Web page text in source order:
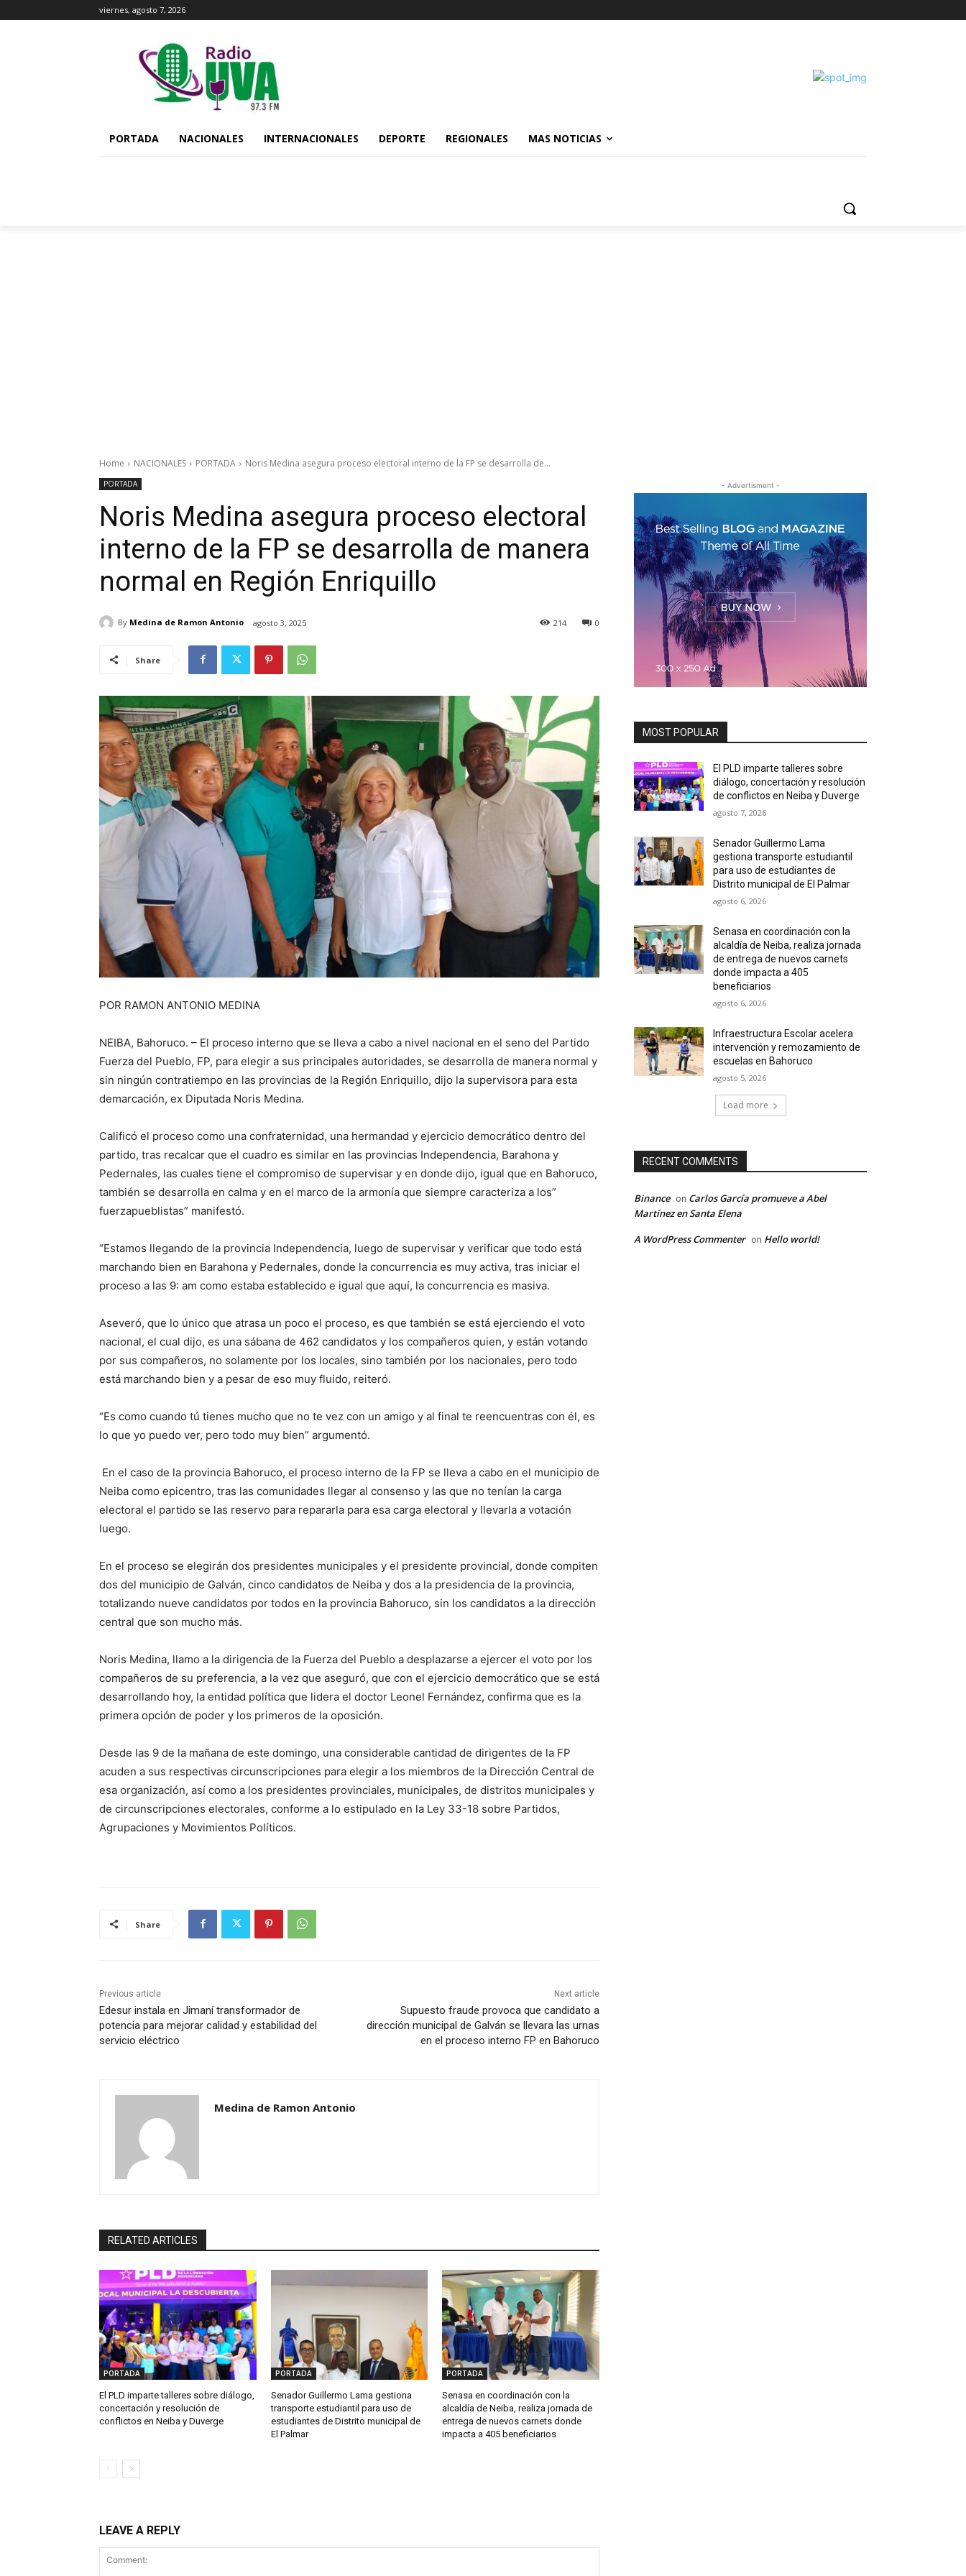
viernes, agosto 7, 2026
PORTADA NACIONALES INTERNACIONALES DEPORTE REGIONALES MAS NOTICIAS
Home NACIONALES PORTADA Noris Medina asegura proceso electoral interno de la FP se desarrolla de...
PORTADA
Noris Medina asegura proceso electoral
interno de la FP se desarrolla de manera
normal en Región Enriquillo
By Medina de Ramon Antonio agosto 3, 2025 0
214
Share
POR RAMON ANTONIO MEDINA
NEIBA, Bahoruco. – El proceso interno que se lleva a cabo a nivel nacional en el seno del Partido
Fuerza del Pueblo, FP, para elegir a sus principales autoridades, se desarrolla de manera normal y
sin ningún contratiempo en las provincias de la Región Enriquillo, dijo la supervisora para esta
demarcación, ex Diputada Noris Medina.
Calificó el proceso como una confraternidad, una hermandad y ejercicio democrático dentro del
partido, tras recalcar que el cuadro es similar en las provincias Independencia, Barahona y
Pedernales, las cuales tiene el compromiso de supervisar y en donde dijo, igual que en Bahoruco,
también se desarrolla en calma y en el marco de la armonía que siempre caracteriza a los”
fuerzapueblistas” manifestó.
“Estamos llegando de la provincia Independencia, luego de supervisar y verificar que todo está
marchando bien en Barahona y Pedernales, donde la concurrencia es muy activa, tras iniciar el
proceso a las 9: am como estaba establecido e igual que aquí, la concurrencia es masiva.
Aseveró, que lo único que atrasa un poco el proceso, es que también se está ejerciendo el voto
nacional, el cual dijo, es una sábana de 462 candidatos y los compañeros quien, y están votando
por sus compañeros, no solamente por los locales, sino también por los nacionales, pero todo
está marchando bien y a pesar de eso muy fluido, reiteró.
“Es como cuando tú tienes mucho que no te vez con un amigo y al final te reencuentras con él, es
lo que yo puedo ver, pero todo muy bien” argumentó.
En el caso de la provincia Bahoruco, el proceso interno de la FP se lleva a cabo en el municipio de
Neiba como epicentro, tras las comunidades llegar al consenso y las que no tenían la carga
electoral el partido se las reservo para repararla para esa carga electoral y llevarla a votación
luego.
En el proceso se elegirán dos presidentes municipales y el presidente provincial, donde compiten
dos del municipio de Galván, cinco candidatos de Neiba y dos a la presidencia de la provincia,
totalizando nueve candidatos por todos en la provincia Bahoruco, sin los candidatos a la dirección
central que son mucho más.
Noris Medina, llamo a la dirigencia de la Fuerza del Pueblo a desplazarse a ejercer el voto por los
compañeros de su preferencia, a la vez que aseguró, que con el ejercicio democrático que se está
desarrollando hoy, la entidad política que lidera el doctor Leonel Fernández, confirma que es la
primera opción de poder y los primeros de la oposición.
Desde las 9 de la mañana de este domingo, una considerable cantidad de dirigentes de la FP
acuden a sus respectivas circunscripciones para elegir a los miembros de la Dirección Central de
esa organización, así como a los presidentes provinciales, municipales, de distritos municipales y
de circunscripciones electorales, conforme a lo estipulado en la Ley 33-18 sobre Partidos,
Agrupaciones y Movimientos Políticos.
Share
Previous article
Edesur instala en Jimaní transformador de
potencia para mejorar calidad y estabilidad del
servicio eléctrico
Next article
Supuesto fraude provoca que candidato a
dirección municipal de Galván se llevara las urnas
en el proceso interno FP en Bahoruco
Medina de Ramon Antonio
RELATED ARTICLES
PORTADA
El PLD imparte talleres sobre diálogo,
concertación y resolución de
conflictos en Neiba y Duverge
PORTADA
Senador Guillermo Lama gestiona
transporte estudiantil para uso de
estudiantes de Distrito municipal de
El Palmar
PORTADA
Senasa en coordinación con la
alcaldía de Neiba, realiza jornada de
entrega de nuevos carnets donde
impacta a 405 beneficiarios
LEAVE A REPLY
- Advertisment -
MOST POPULAR
El PLD imparte talleres sobre
diálogo, concertación y resolución
de conflictos en Neiba y Duverge
agosto 7, 2026
Senador Guillermo Lama
gestiona transporte estudiantil
para uso de estudiantes de
Distrito municipal de El Palmar
agosto 6, 2026
Senasa en coordinación con la
alcaldía de Neiba, realiza jornada
de entrega de nuevos carnets
donde impacta a 405
beneficiarios
agosto 6, 2026
Infraestructura Escolar acelera
intervención y remozamiento de
escuelas en Bahoruco
agosto 5, 2026
Load more
RECENT COMMENTS
Binance on Carlos García promueve a Abel
Martínez en Santa Elena
A WordPress Commenter on Hello world!